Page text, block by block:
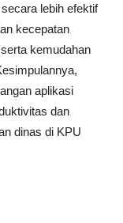
lebih efektif
kecepatan
kemudahan
aplikasi
dan
dinas di KPU